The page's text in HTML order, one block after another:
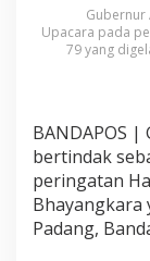
Gubernur
Upacara pada
79 yang
BANDAPOS
bertindak
peringatan
Bhayangkara
Padang,